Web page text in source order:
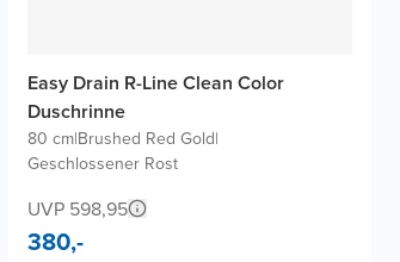
Easy Drain R-Line Clean Color
Duschrinne
80 cm|Brushed Red Gold|
Geschlossener Rost
UVP 598,95
380,-